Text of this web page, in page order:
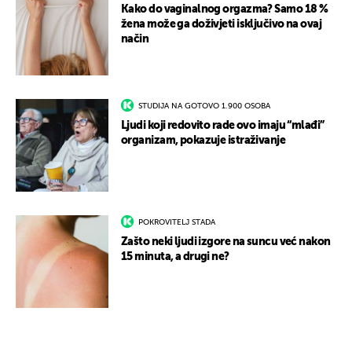
Kako do vaginalnog orgazma? Samo 18 %
žena može ga doživjeti isključivo na ovaj
način
STUDIJA NA GOTOVO 1.900 OSOBA
Ljudi koji redovito rade ovo imaju “mlađi”
organizam, pokazuje istraživanje
POKROVITELJ STADA
Zašto neki ljudi izgore na suncu već nakon
15 minuta, a drugi ne?